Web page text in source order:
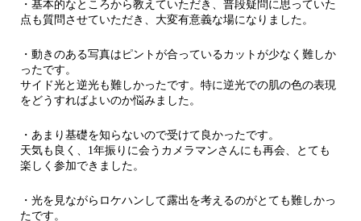
・基本的なところから教えていただき、普段疑問に思っていた
点も質問させていただき、大変有意義な場になりました。
・動きのある写真はピントが合っているカットが少なく難しか
ったです。
サイド光と逆光も難しかったです。特に逆光での肌の色の表現
をどうすればよいのか悩みました。
・あまり基礎を知らないので受けて良かったです。
天気も良く、1年振りに会うカメラマンさんにも再会、とても
楽しく参加できました。
・光を見ながらロケハンして露出を考えるのがとても難しかっ
たです。